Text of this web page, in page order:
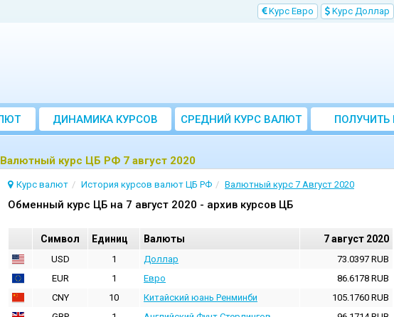
Kурс Евро Kурс Доллар
ДИНАМИКА КУРСОВ
CРЕДНИЙ КУРС ВАЛЮТ
ЗА МЕСЯЦ
ПОЛУЧИТЬ
ВАЛЮТ
Bалютный курс ЦБ РФ 7 август 2020
Курс валют История курсов валют ЦБ РФ Валютный курс 7 Август 2020
Oбменный курс ЦБ на 7 август 2020 - архив курсов ЦБ
Cимвол Единиц Валюты 7 август 2020
USD 1 Доллар 73.0397 RUB
EUR
1 Евро 86.6178 RUB
CNY
10 Китайский юань Ренминби 105.1760 RUB